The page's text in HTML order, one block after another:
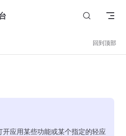
回到顶部
应用某些功能或某个指定的轻应